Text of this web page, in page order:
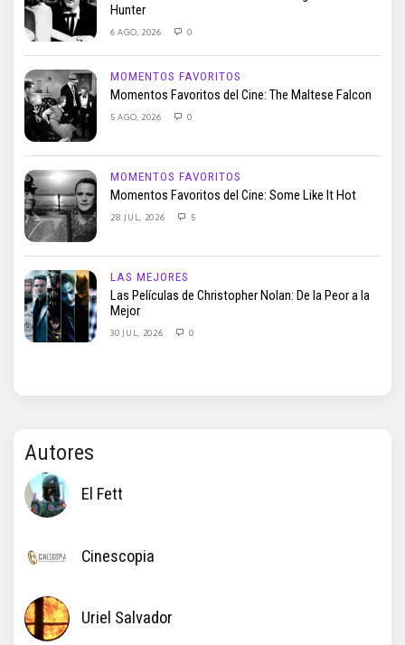
Hunter
6 AGO, 2026 0
MOMENTOS FAVORITOS
Momentos Favoritos del Cine: The Maltese Falcon
5 AGO, 2026 0
MOMENTOS FAVORITOS
Momentos Favoritos del Cine: Some Like It Hot
28 JUL, 2026 5
LAS MEJORES
Las Películas de Christopher Nolan: De la Peor a la
Mejor
30 JUL, 2026 0
Autores
El Fett
Cinescopia
Uriel Salvador